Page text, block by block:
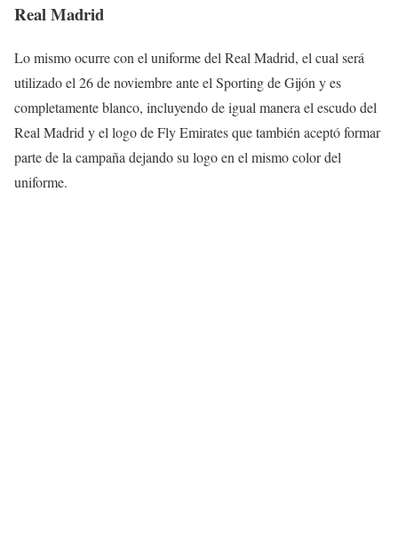
Real Madrid
Lo mismo ocurre con el uniforme del Real Madrid, el cual será
utilizado el 26 de noviembre ante el Sporting de Gijón y es
completamente blanco, incluyendo de igual manera el escudo del
Real Madrid y el logo de Fly Emirates que también aceptó formar
parte de la campaña dejando su logo en el mismo color del
uniforme.